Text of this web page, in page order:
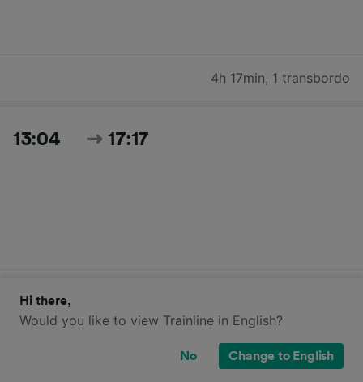
4h 17min, 1 transbordo
13:04 17:17
Buscar todos los horarios y precios de hoy
Hi there,
Would you like to view Trainline in English?
No Change to English